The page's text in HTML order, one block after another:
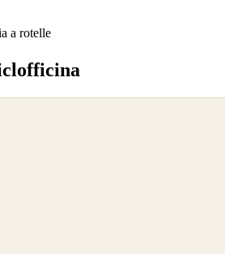
a rotelle